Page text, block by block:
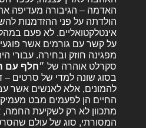
האדמה – הגיבורה מעדיפה
הולדתה על פני ההזדמנות
אינטלקטואליים. לא פעם
על קשר עם גורמים אשר
מפגינה חוזק ובחירה. עבורי
סקרלט אוהרה של ״חלף עם
בסוג שונה למדי של סרטים –
להמונים, אלא לאנשים אשר
החיים הן לפעמים מבט
מתכוון לא רק לשקיעת
המסורתי, סוג של עולם